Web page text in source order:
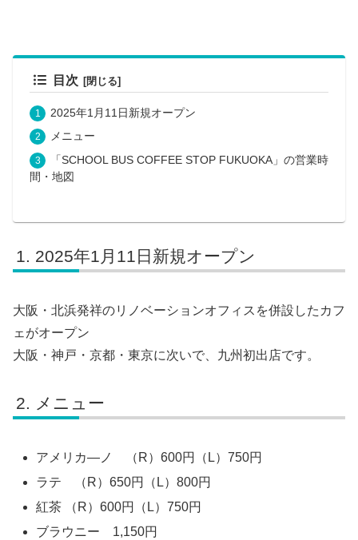
目次
2025年1月11日新規オープン
メニュー
「SCHOOL BUS COFFEE STOP FUKUOKA」の営業時
間・地図
2025年1月11日新規オープン
大阪・北浜発祥のリノベーションオフィスを併設したカフ
ェがオープン
大阪・神戸・京都・東京に次いで、九州初出店です。
メニュー
アメリカ―ノ （R）600円（L）750円
ラテ （R）650円（L）800円
紅茶 （R）600円（L）750円
ブラウニー 1,150円